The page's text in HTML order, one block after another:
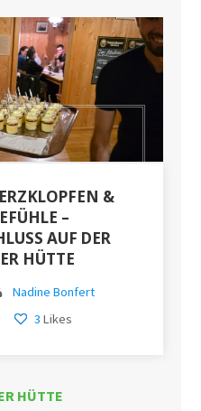
&
–
AUF DER
HÜTTE
Nadine Bonfert
3 Likes
HÜTTE